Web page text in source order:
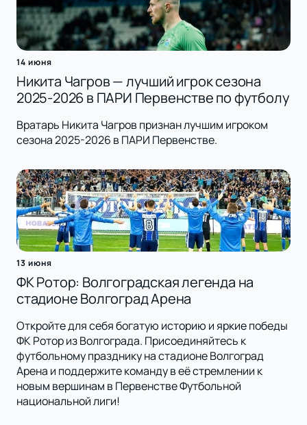
14 июня
Никита Чагров — лучший игрок сезона
2025-2026 в ПАРИ Первенстве по футболу
Вратарь Никита Чагров признан лучшим игроком
сезона 2025-2026 в ПАРИ Первенстве.
13 июня
ФК Ротор: Волгоградская легенда на
стадионе Волгоград Арена
Откройте для себя богатую историю и яркие победы
ФК Ротор из Волгограда. Присоединяйтесь к
футбольному празднику на стадионе Волгоград
Арена и поддержите команду в её стремлении к
новым вершинам в Первенстве Футбольной
национальной лиги!